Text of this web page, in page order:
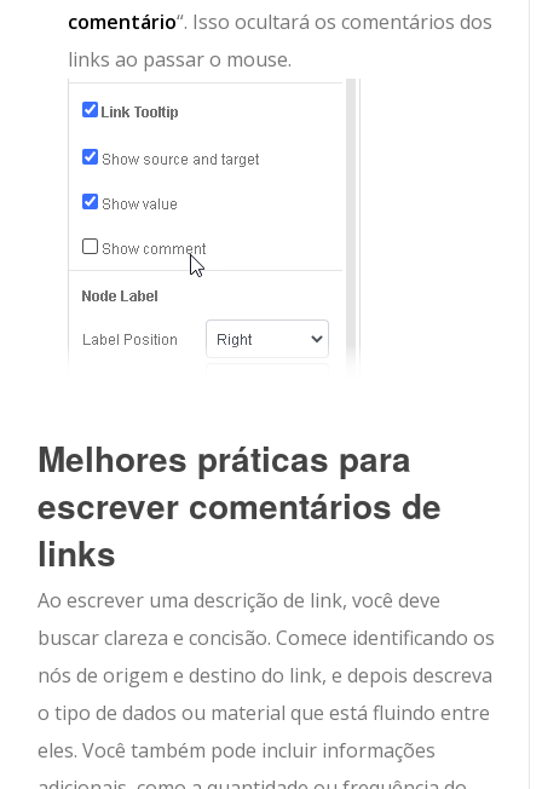
comentário“. Isso ocultará os comentários dos
links ao passar o mouse.
Melhores práticas para
escrever comentários de
links
Ao escrever uma descrição de link, você deve
buscar clareza e concisão. Comece identificando os
nós de origem e destino do link, e depois descreva
o tipo de dados ou material que está fluindo entre
eles. Você também pode incluir informações